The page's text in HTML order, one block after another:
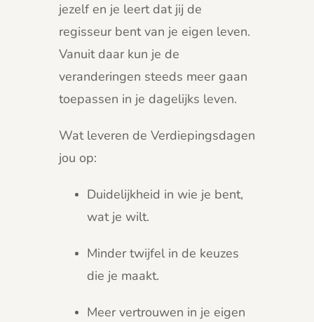
jezelf en je leert dat jij de
regisseur bent van je eigen leven.
Vanuit daar kun je de
veranderingen steeds meer gaan
toepassen in je dagelijks leven.
Wat leveren de Verdiepingsdagen
jou op:
Duidelijkheid in wie je bent,
wat je wilt.
Minder twijfel in de keuzes
die je maakt.
Meer vertrouwen in je eigen